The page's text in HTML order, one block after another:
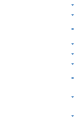
•
•
•
•
•
•
•
•
•